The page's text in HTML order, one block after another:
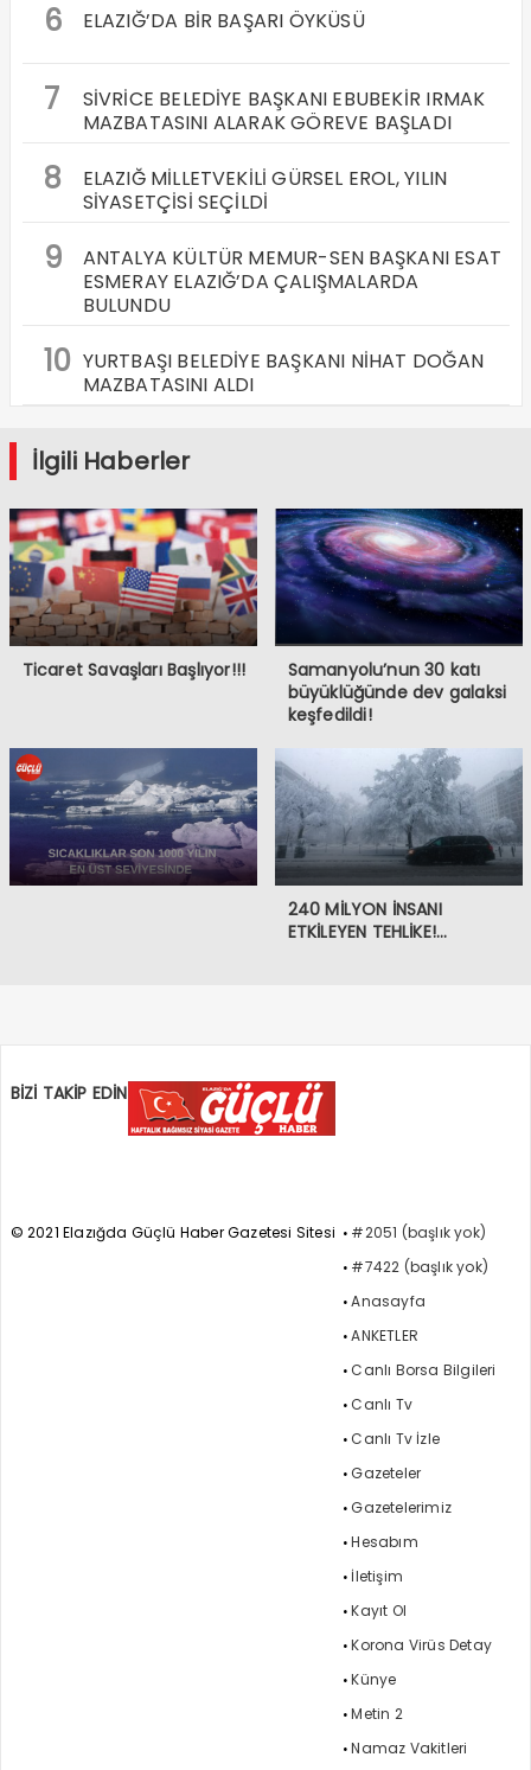
6
ELAZIĞ’DA BİR BAŞARI ÖYKÜSÜ
7
SİVRİCE BELEDİYE BAŞKANI EBUBEKİR IRMAK
MAZBATASINI ALARAK GÖREVE BAŞLADI
8
ELAZIĞ MİLLETVEKİLİ GÜRSEL EROL, YILIN
SİYASETÇİSİ SEÇİLDİ
9
ANTALYA KÜLTÜR MEMUR-SEN BAŞKANI ESAT
ESMERAY ELAZIĞ’DA ÇALIŞMALARDA
BULUNDU
10 YURTBAŞI BELEDİYE BAŞKANI NİHAT DOĞAN
MAZBATASINI ALDI
İlgili Haberler
Ticaret Savaşları Başlıyor!!!
Samanyolu’nun 30 katı
büyüklüğünde dev galaksi
keşfedildi!
240 MİLYON İNSANI
ETKİLEYEN TEHLİKE!…
BİZİ TAKİP EDİN
© 2021 Elazığda Güçlü Haber Gazetesi Sitesi
#2051 (başlık yok)
#7422 (başlık yok)
Anasayfa
ANKETLER
Canlı Borsa Bilgileri
Canlı Tv
Canlı Tv İzle
Gazeteler
Gazetelerimiz
Hesabım
İletişim
Kayıt Ol
Korona Virüs Detay
Künye
Metin 2
Namaz Vakitleri